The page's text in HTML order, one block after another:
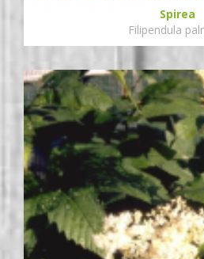
Spirea
Filipendula